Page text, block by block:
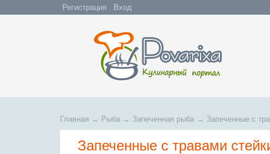
Регистрация Вход
Главная → Рыба → Запеченная рыба → Запеченные с
Запеченные с травами